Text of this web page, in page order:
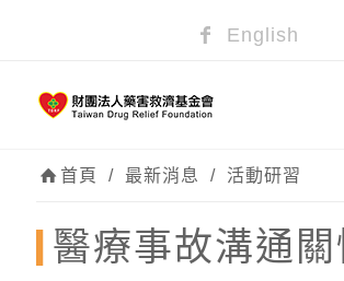
English
首頁 / 最新消息 / 活動研習
醫療事故溝通關